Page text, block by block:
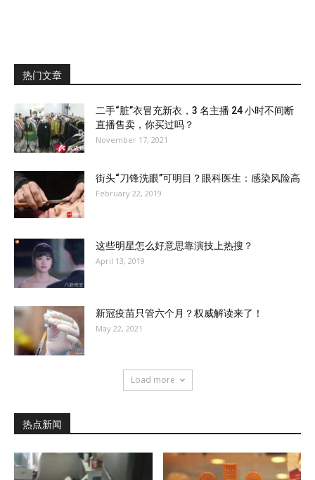
热门文章
二手“脏”衣冒充新衣，3 名主播 24 小时不间断
直播售卖，你买过吗？
November 17, 2021
街头“刀锋洗眼”可明目？眼科医生：感染风险高
February 22, 2019
这些明星怎么好意思靠演技上热搜？
April 13, 2019
新冠疫苗只管六个月？权威解读来了！
May 22, 2021
Load more
热点新闻